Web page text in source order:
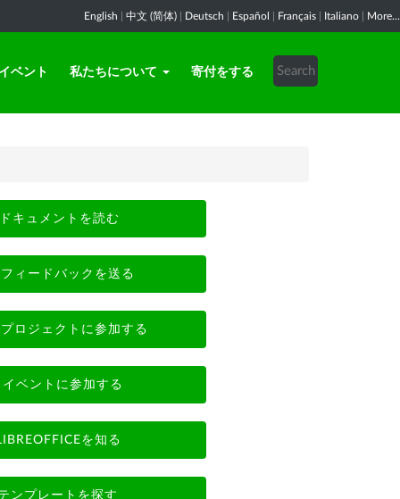
English 中文 (简体) Deutsch Español Français Italiano More...
イベント 私たちについて 寄付をする
ドキュメントを読む
フィードバックを送る
プロジェクトに参加する
イベントに参加する
を知る
ンプレートを探す